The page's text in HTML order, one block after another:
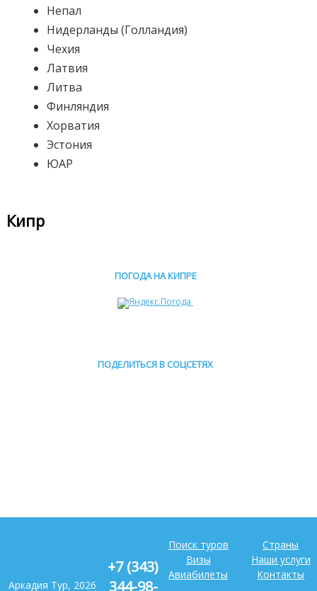
Непал
Нидерланды (Голландия)
Чехия
Латвия
Литва
Финляндия
Хорватия
Эстония
ЮАР
Кипр
ПОГОДА НА КИПРЕ
ПОДЕЛИТЬСЯ В СОЦСЕТЯХ
Аркадия Тур, 2026
Поиск туров
Визы
Авиабилеты
Страны
Наши услуги
Контакты
+7 (343)
344-98-